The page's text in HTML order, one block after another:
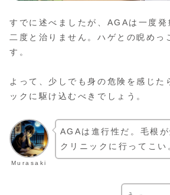
すでに述べましたが、AGAは一度発
二度と治りません。ハゲとの睨めっ
す。
よって、少しでも身の危険を感じた
ックに駆け込むべきでしょう。
Murasaki
AGAは進行性だ。毛根が
クリニックに行ってこい